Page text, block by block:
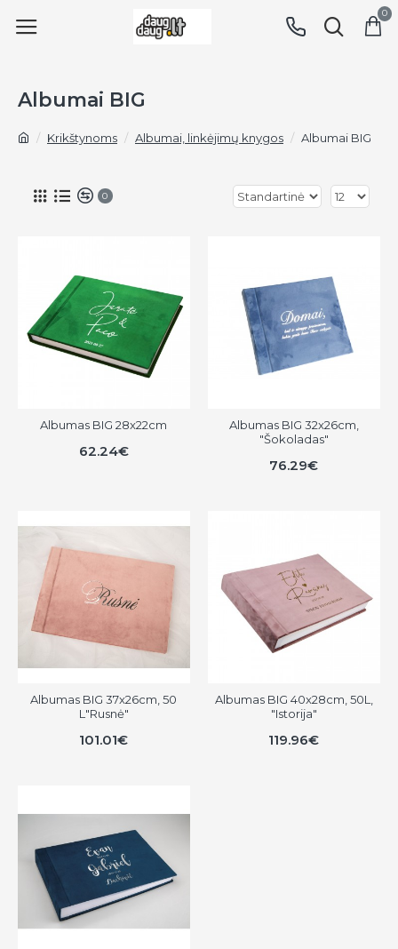
0
Krikštynoms Albumai, linkėjimų knygos Albumai BIG
Albumai BIG
0
Albumas BIG 28x22cm
62.24€
Albumas BIG 32x26cm,
"Šokoladas"
76.29€
Albumas BIG 37x26cm, 50
L"Rusnė"
101.01€
Albumas BIG 40x28cm, 50L,
"Istorija"
119.96€